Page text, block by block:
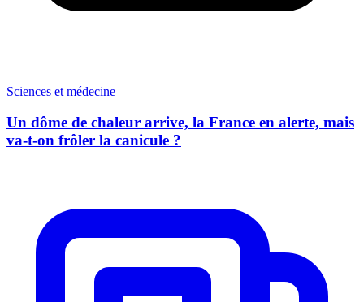
Sciences et médecine
Un dôme de chaleur arrive, la France en alerte, mais
va-t-on frôler la canicule ?